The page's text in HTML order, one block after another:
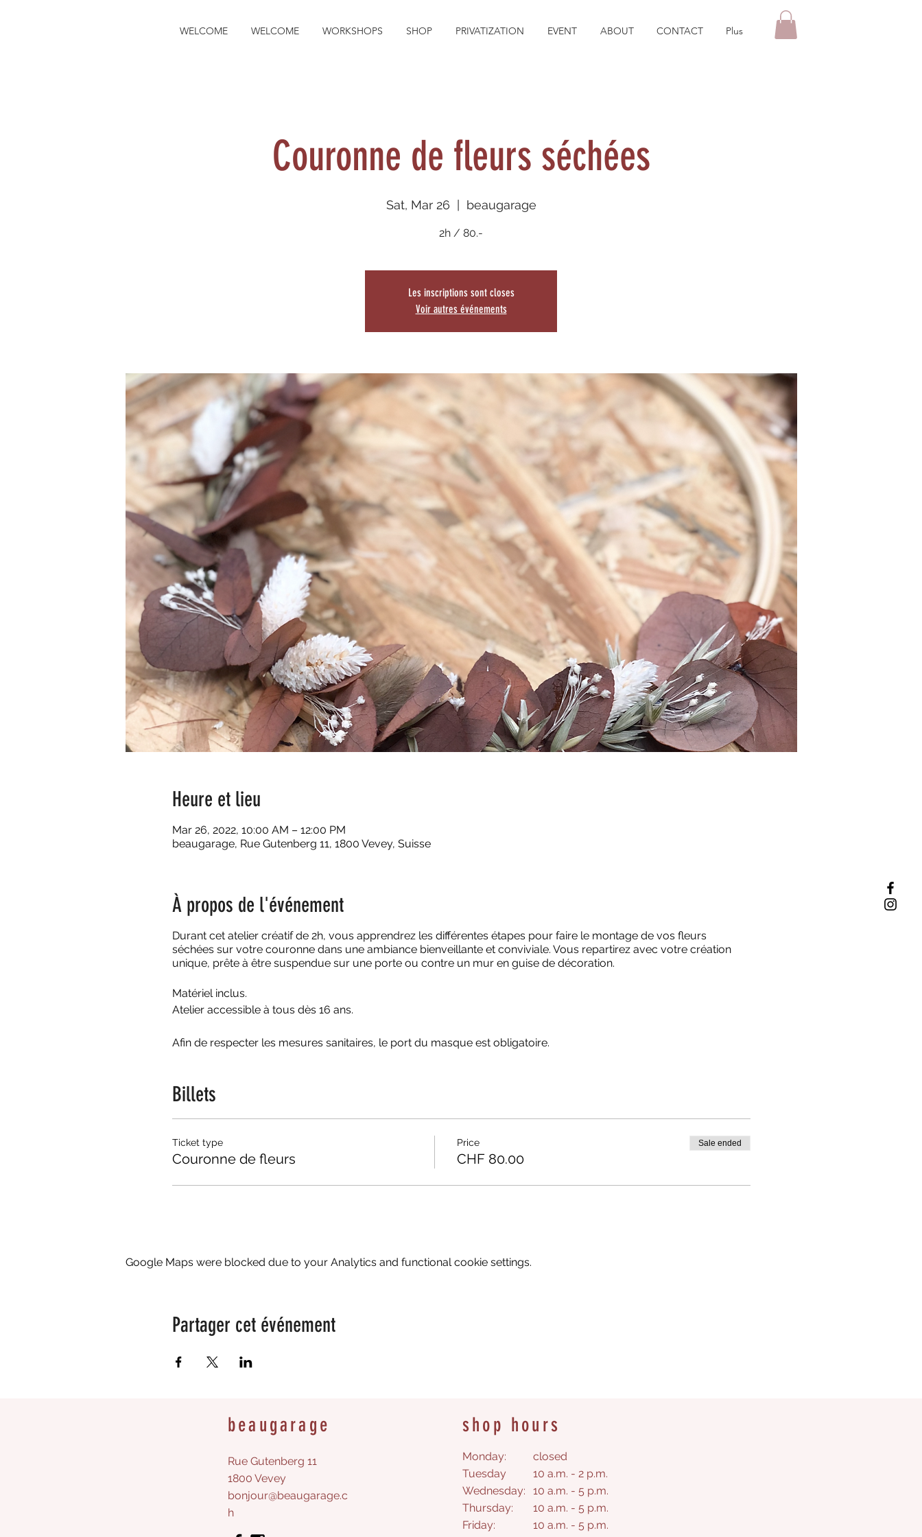
WELCOME WELCOME WORKSHOPS SHOP PRIVATIZATION EVENT ABOUT CONTACT Plus
Couronne de fleurs séchées
Sat, Mar 26 beaugarage
2h / 80.-
Les inscriptions sont closes
Voir autres événements
Heure et lieu
Mar 26, 2022, 10:00 AM – 12:00 PM
beaugarage, Rue Gutenberg 11, 1800 Vevey, Suisse
À propos de l'événement
Durant cet atelier créatif de 2h, vous apprendrez les différentes étapes pour faire le montage de vos fleurs
séchées sur votre couronne dans une ambiance bienveillante et conviviale. Vous repartirez avec votre création
unique, prête à être suspendue sur une porte ou contre un mur en guise de décoration.
Matériel inclus.
Atelier accessible à tous dès 16 ans.
Afin de respecter les mesures sanitaires, le port du masque est obligatoire.
Billets
Ticket type
Couronne de fleurs
Price
CHF 80.00
Sale ended
Google Maps were blocked due to your Analytics and functional cookie settings.
Partager cet événement
beaugarage
Rue Gutenberg 11
1800 Vevey
bonjour@beaugarage.c
h
shop hours
Monday:
Tuesday
Wednesday:
Thursday:
Friday:
closed
10 a.m. - 2 p.m.
10 a.m. - 5 p.m.
10 a.m. - 5 p.m.
10 a.m. - 5 p.m.